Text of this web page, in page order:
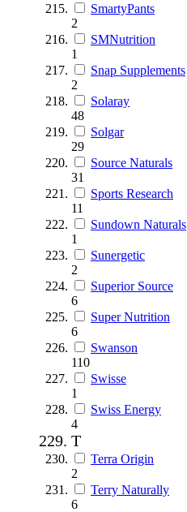
SmartyPants
2
SMNutrition
1
Snap Supplements
2
Solaray
48
Solgar
29
Source Naturals
31
Sports Research
11
Sundown Naturals
1
Sunergetic
2
Superior Source
6
Super Nutrition
6
Swanson
110
Swisse
1
Swiss Energy
4
T
Terra Origin
2
Terry Naturally
6